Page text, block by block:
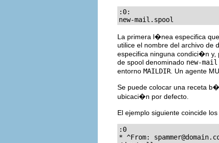
:0:
new-mail.spool
La primera l�nea especifica
utilice el nombre del archivo de
especifica ninguna condici�n
de spool denominado new-
entorno MAILDIR . Un agente
Se puede colocar una receta
ubicaci�n por defecto.
El ejemplo siguiente coincide
:0
* ^From: